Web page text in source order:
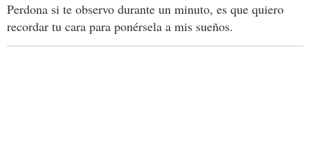
Perdona si te observo durante un minuto, es que quiero
recordar tu cara para ponérsela a mis sueños.